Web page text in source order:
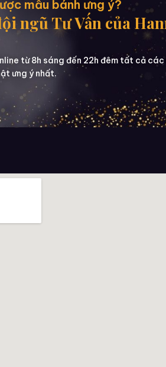
mẫu bánh ưng ý?
ngũ Tư Vấn của
từ 8h sáng đến 22h đêm tất cả
ưng ý nhất.